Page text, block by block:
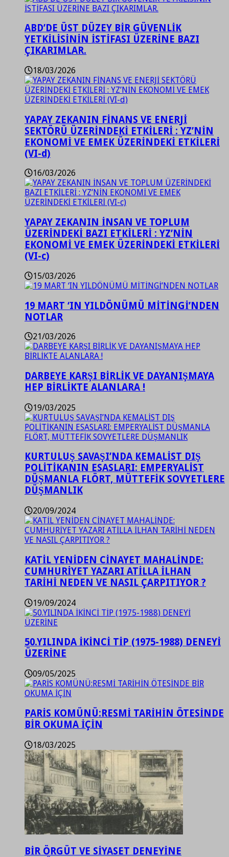
ABD’DE ÜST DÜZEY BİR GÜVENLİK
YETKİLİSİNİN İSTİFASI ÜZERİNE BAZI
ÇIKARIMLAR.
18/03/2026
YAPAY ZEKANIN FİNANS VE ENERJİ
SEKTÖRÜ ÜZERİNDEKİ ETKİLERİ : YZ’NİN
EKONOMİ VE EMEK ÜZERİNDEKİ ETKİLERİ
(VI-d)
16/03/2026
YAPAY ZEKANIN İNSAN VE TOPLUM
ÜZERİNDEKİ BAZI ETKİLERİ : YZ’NİN
EKONOMİ VE EMEK ÜZERİNDEKİ ETKİLERİ
(VI-c)
15/03/2026
19 MART ‘IN YILDÖNÜMÜ MİTİNGİ’NDEN
NOTLAR
21/03/2026
DARBEYE KARŞI BİRLİK VE DAYANIŞMAYA
HEP BİRLİKTE ALANLARA !
19/03/2025
KURTULUŞ SAVAŞI’NDA KEMALİST DIŞ
POLİTİKANIN ESASLARI: EMPERYALİST
DÜŞMANLA FLÖRT, MÜTTEFİK SOVYETLERE
DÜŞMANLIK
20/09/2024
KATİL YENİDEN CİNAYET MAHALİNDE:
CUMHURİYET YAZARI ATİLLA İLHAN
TARİHİ NEDEN VE NASIL ÇARPITIYOR ?
19/09/2024
50.YILINDA İKİNCİ TİP (1975-1988) DENEYİ
ÜZERİNE
09/05/2025
PARİS KOMÜNÜ:RESMİ TARİHİN ÖTESİNDE
BİR OKUMA İÇİN
18/03/2025
BİR ÖRGÜT VE SİYASET DENEYİNE